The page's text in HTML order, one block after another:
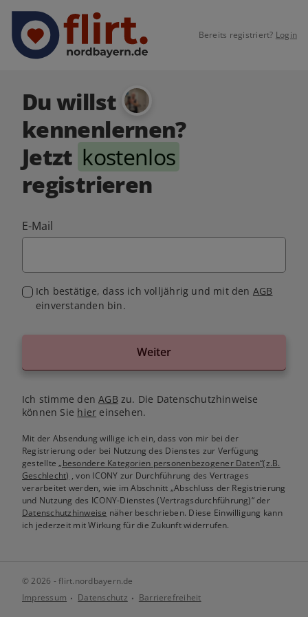
Bereits registriert? Login
Du willst
kennenlernen?
Jetzt kostenlos
registrieren
E-Mail
Ich bestätige, dass ich volljährig und mit den AGB
einverstanden bin.
Weiter
Ich stimme denAGB zu. Die Datenschutzhinweise
können Sie hier einsehen.
Mit der Absendung willige ich ein, dass von mir bei der
Registrierung oder bei Nutzung des Dienstes zur Verfügung
gestellte„besondere Kategorien personenbezogener Daten“(z.B.
Geschlecht) , von ICONY zur Durchführung des Vertrages
verarbeitet werden, wie im Abschnitt „Abschluss der Registrierung
und Nutzung des ICONY-Dienstes (Vertragsdurchführung)“ der
Datenschutzhinweise näher beschrieben. Diese Einwilligung kann
ich jederzeit mit Wirkung für die Zukunft widerrufen.
© 2026 - flirt.nordbayern.de
Impressum
Datenschutz Barrierefreiheit